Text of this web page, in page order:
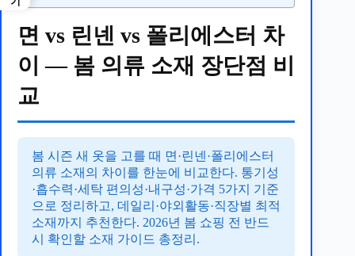
면 vs 린넨 vs 폴리에스터 차
이 — 봄 의류 소재 장단점 비
교
봄 시즌 새 옷을 고를 때 면·린넨·폴리에스터
의류 소재의 차이를 한눈에 비교한다. 통기성
·흡수력·세탁 편의성·내구성·가격 5가지 기준
으로 정리하고, 데일리·야외활동·직장별 최적
소재까지 추천한다. 2026년 봄 쇼핑 전 반드
시 확인할 소재 가이드 총정리.